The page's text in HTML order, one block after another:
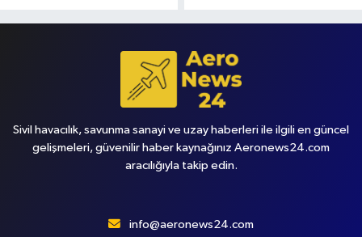
Sivil havacılık, savunma sanayi ve uzay haberleri ile ilgili en güncel
gelişmeleri, güvenilir haber kaynağınız Aeronews24.com
aracılığıyla takip edin.
info@aeronews24.com